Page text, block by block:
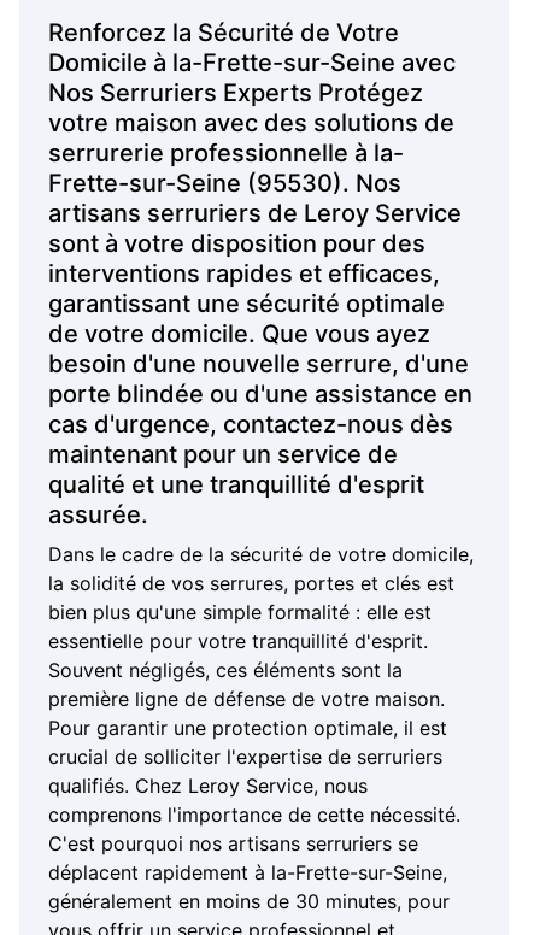
Renforcez la Sécurité de Votre
Domicile à la-Frette-sur-Seine avec
Nos Serruriers Experts Protégez
votre maison avec des solutions de
serrurerie professionnelle à la-
Frette-sur-Seine (95530). Nos
artisans serruriers de Leroy Service
sont à votre disposition pour des
interventions rapides et efficaces,
garantissant une sécurité optimale
de votre domicile. Que vous ayez
besoin d'une nouvelle serrure, d'une
porte blindée ou d'une assistance en
cas d'urgence, contactez-nous dès
maintenant pour un service de
qualité et une tranquillité d'esprit
assurée.
Dans le cadre de la sécurité de votre domicile,
la solidité de vos serrures, portes et clés est
bien plus qu'une simple formalité : elle est
essentielle pour votre tranquillité d'esprit.
Souvent négligés, ces éléments sont la
première ligne de défense de votre maison.
Pour garantir une protection optimale, il est
crucial de solliciter l'expertise de serruriers
qualifiés. Chez Leroy Service, nous
comprenons l'importance de cette nécessité.
C'est pourquoi nos artisans serruriers se
déplacent rapidement à la-Frette-sur-Seine,
généralement en moins de 30 minutes, pour